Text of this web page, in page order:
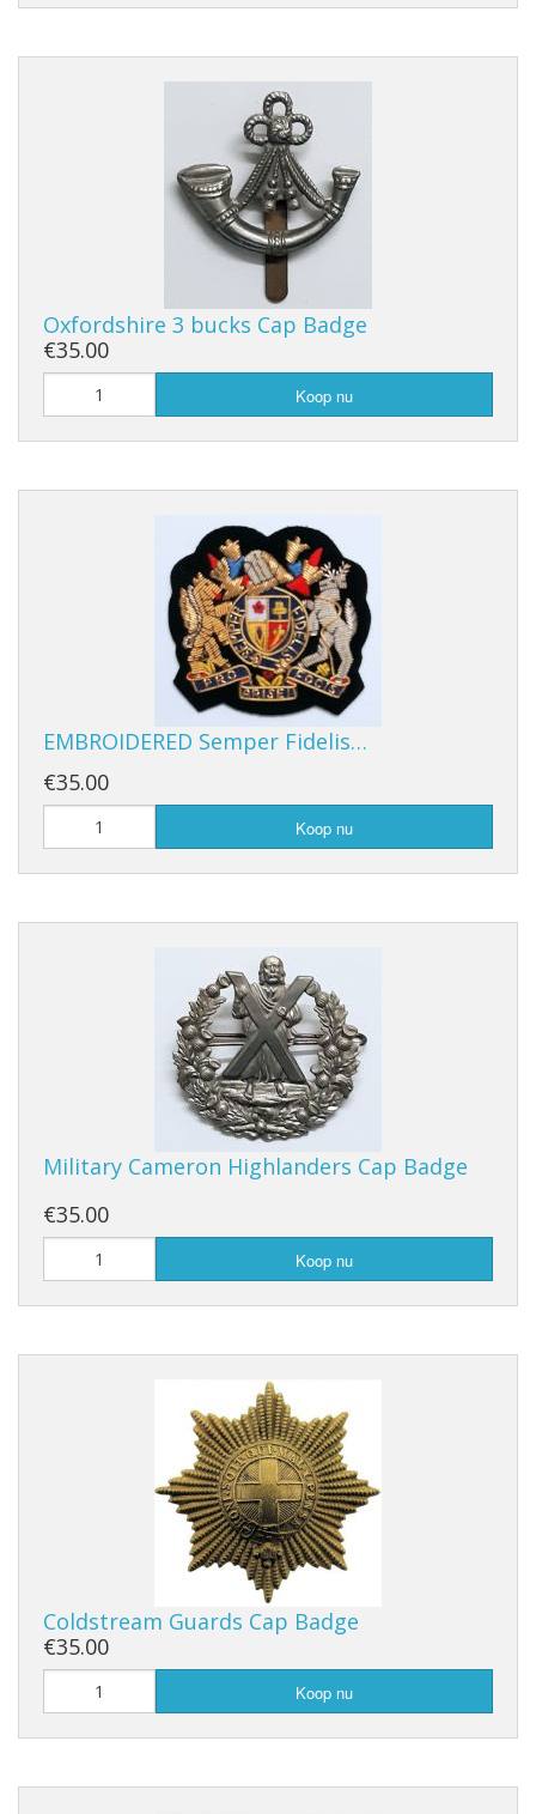
Oxfordshire 3 bucks Cap Badge
€35.00
Koop nu
EMBROIDERED Semper Fidelis…
€35.00
Koop nu
Military Cameron Highlanders Cap Badge
€35.00
Koop nu
Coldstream Guards Cap Badge
€35.00
Koop nu